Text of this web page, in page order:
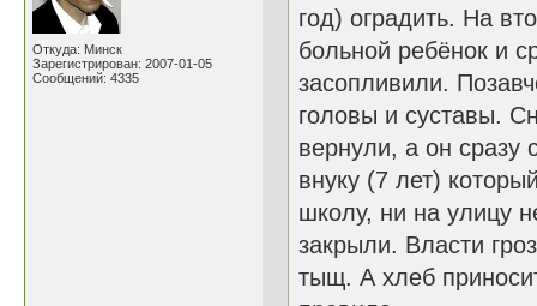
Откуда: Минск
Зарегистрирован: 2007-01-05
Сообщений: 4335
год) оградить. На
больной ребёнок и
засопливили.
головы и суставы.
вернули, а он сразу
внуку (7 лет)
школу, ни на улицу
закрыли. Власти
тыщ. А хлеб